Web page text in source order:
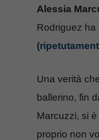
Alessia
Rodriguez ha
Una verità
ballerino, fin
Marcuzzi, si
proprio non